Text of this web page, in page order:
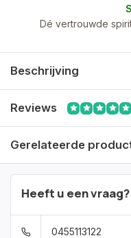
Dé vertrouwde
Beschrijving
Reviews
Gerelateerde
Heeft u een vraag?
0455113122